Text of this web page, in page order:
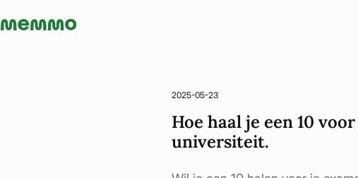
Memmo - AI-verktyg och digital kurslitteratur
2025-05-23
Hoe haal je een 10
universiteit.